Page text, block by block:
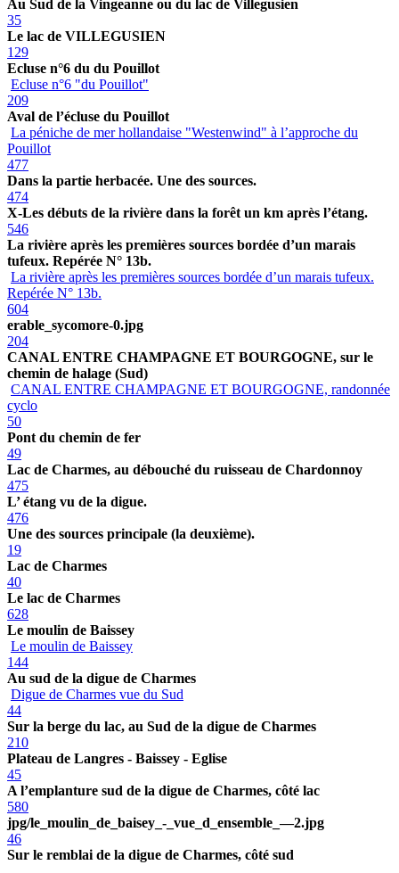
Au Sud de la Vingeanne ou du lac de Villegusien
35
Le lac de VILLEGUSIEN
129
Ecluse n°6 du du Pouillot
Ecluse n°6 "du Pouillot"
209
Aval de l’écluse du Pouillot
La péniche de mer hollandaise "Westenwind" à l’approche du
Pouillot
477
Dans la partie herbacée. Une des sources.
474
X-Les débuts de la rivière dans la forêt un km après l’étang.
546
La rivière après les premières sources bordée d’un marais
tufeux. Repérée N° 13b.
La rivière après les premières sources bordée d’un marais tufeux.
Repérée N° 13b.
604
erable_sycomore-0.jpg
204
CANAL ENTRE CHAMPAGNE ET BOURGOGNE, sur le
chemin de halage (Sud)
CANAL ENTRE CHAMPAGNE ET BOURGOGNE, randonnée
cyclo
50
Pont du chemin de fer
49
Lac de Charmes, au débouché du ruisseau de Chardonnoy
475
L’ étang vu de la digue.
476
Une des sources principale (la deuxième).
19
Lac de Charmes
40
Le lac de Charmes
628
Le moulin de Baissey
Le moulin de Baissey
144
Au sud de la digue de Charmes
Digue de Charmes vue du Sud
44
Sur la berge du lac, au Sud de la digue de Charmes
210
Plateau de Langres - Baissey - Eglise
45
A l’emplanture sud de la digue de Charmes, côté lac
580
jpg/le_moulin_de_baisey_-_vue_d_ensemble_—2.jpg
46
Sur le remblai de la digue de Charmes, côté sud